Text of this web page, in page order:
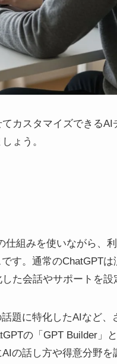
カスタマイズできる
ょう。
仕組みを使いながら、
す。通常のChatGPT
た会話やサポートを設
題に特化したAIなど、
の「GPT Builder」
の話し方や得意分野